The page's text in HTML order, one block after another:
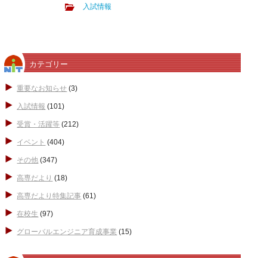
入試情報
カテゴリー
重要なお知らせ (3)
入試情報 (101)
受賞・活躍等 (212)
イベント (404)
その他 (347)
高専だより (18)
高専だより特集記事 (61)
在校生 (97)
グローバルエンジニア育成事業 (15)